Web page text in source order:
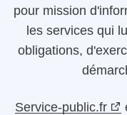
pour mission
les services qui
obligations,
Service-public.fr